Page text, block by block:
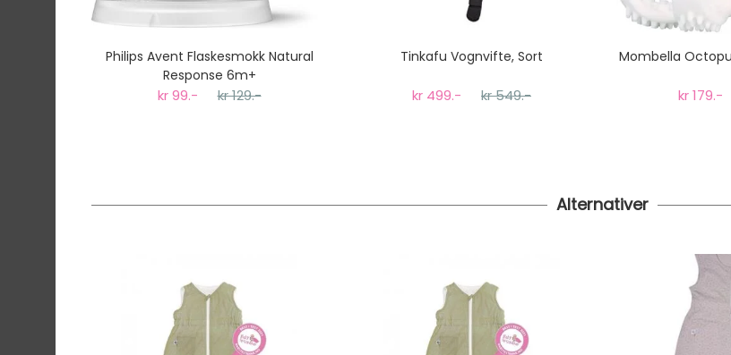
Philips Avent Flaskesmokk Natural
Response 6m+
kr 99.- kr 129.-
Tinkafu Vognvifte, Sort
kr 499.- kr 549.-
Mombella
kr 179.-
Alternativer